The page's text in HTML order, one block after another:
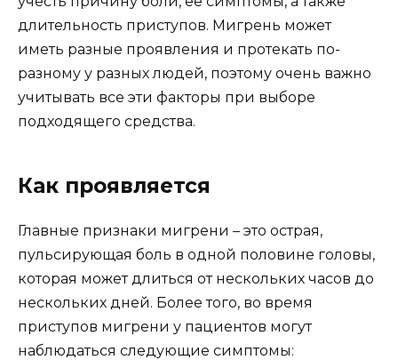
длительность приступов. Мигрень может
иметь разные проявления и протекать по-
разному у разных людей, поэтому очень важно
учитывать все эти факторы при выборе
подходящего средства.
Как проявляется
Главные признаки мигрени – это острая,
пульсирующая боль в одной половине головы,
которая может длиться от нескольких часов до
нескольких дней. Более того, во время
приступов мигрени у пациентов могут
наблюдаться следующие симптомы: